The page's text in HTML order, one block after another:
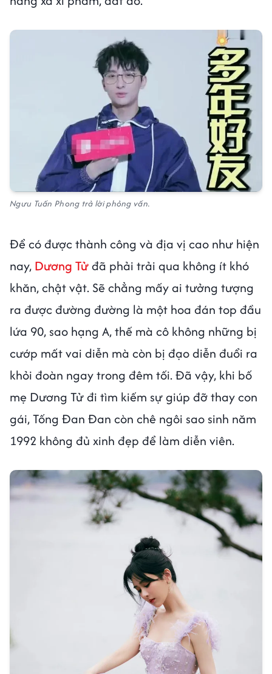
Ngưu Tuấn Phong trả lời phỏng vấn.
Để có được thành công và địa vị cao như hiện
nay, Dương Tửđã phải trải qua không ít khó
khăn, chật vật. Sẽ chẳng mấy ai tưởng tượng
ra được đường đường là một hoa đán top đầu
lứa 90, sao hạng A, thế mà cô không những bị
cướp mất vai diễn mà còn bị đạo diễn đuổi ra
khỏi đoàn ngay trong đêm tối. Đã vậy, khi bố
mẹ Dương Tử đi tìm kiếm sự giúp đỡ thay con
gái, Tống Đan Đan còn chê ngôi sao sinh năm
1992 không đủ xinh đẹp để làm diễn viên.